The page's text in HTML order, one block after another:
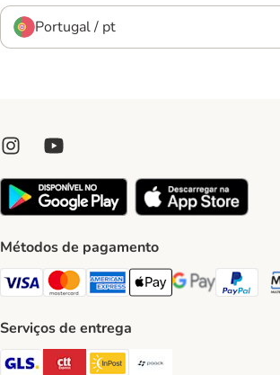
Portugal / pt
Métodos de pagamento
Visa Payment Method
Mastercard Payment Method
American Express Payment
Apple Pay Payment
Google PayPayPal
Serviços de entrega
GLS Shipping Method
CTTExpress Shipping Method
InPost Shipping Method